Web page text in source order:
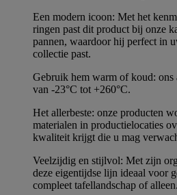
Een modern icoon: Met het
ringen past dit product bij onze
pannen, waardoor hij perfect in
collectie past.
Gebruik hem warm of koud: ons
van -23°C tot +260°C.
Het allerbeste: onze producten
materialen in productielocaties
kwaliteit krijgt die u mag
Veelzijdig en stijlvol: Met zijn
deze eigentijdse lijn ideaal voor
compleet tafellandschap of alleen.